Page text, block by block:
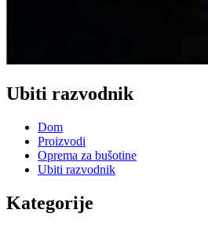
Ubiti razvodnik
Dom
Proizvodi
Oprema za bušotine
Ubiti razvodnik
Kategorije